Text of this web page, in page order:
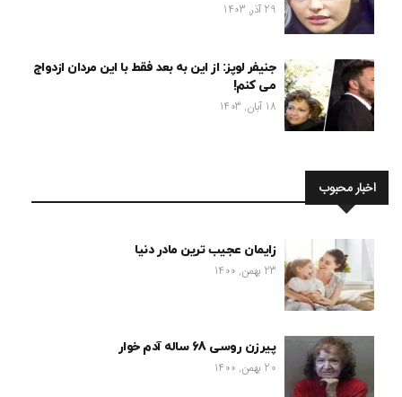
29 آذر, 1403
جنیفر لوپز: از این به بعد فقط با این مردان ازدواج
می کنم!
18 آبان, 1403
اخبار محبوب
زایمان عجیب ترین مادر دنیا
23 بهمن, 1400
پیرزن روسی 68 ساله آدم خوار
20 بهمن, 1400